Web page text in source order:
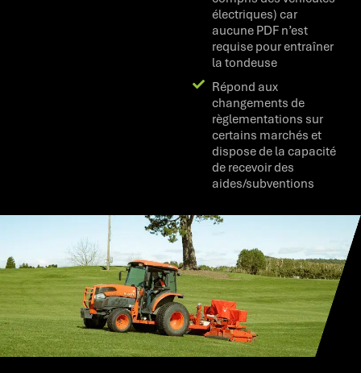
électriques) car
aucune PDF n’est
requise pour entraîner
la tondeuse
Répond aux
changements de
règlementations sur
certains marchés et
dispose de la capacité
de recevoir des
aides/subventions